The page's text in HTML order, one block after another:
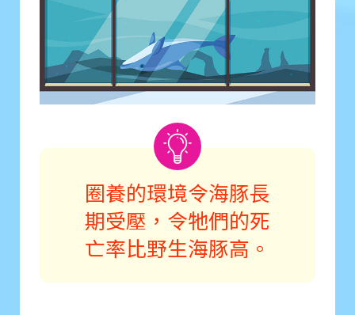
圈養的環境令海豚長
期受壓，令牠們的死
亡率比野生海豚高。